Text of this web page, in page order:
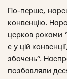
По-перше,
конвенцію.
церков роками
є у цій
збочень”.
позбавляли